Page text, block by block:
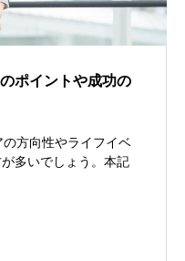
ポイントや成功の
方向性やライフイベ
多いでしょう。本記